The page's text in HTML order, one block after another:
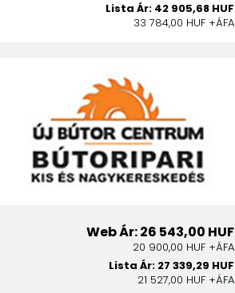
Lista Ár: 42 905,68 HUF
33 784,00 HUF +ÁFA
Web Ár: 26 543,00 HUF
20 900,00 HUF +ÁFA
Lista Ár: 27 339,29 HUF
21 527,00 HUF +ÁFA